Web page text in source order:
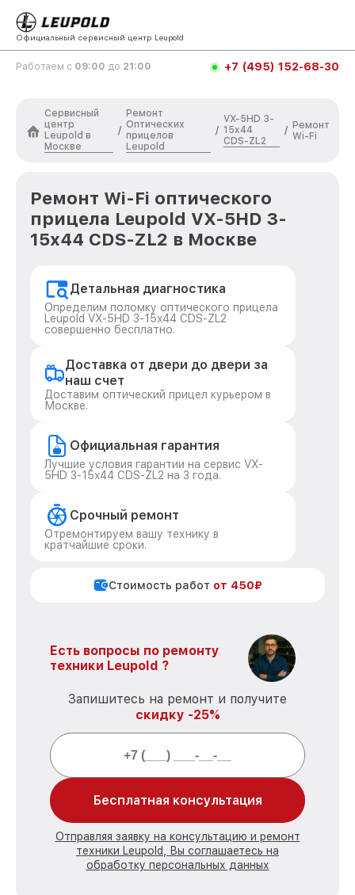
Официальный сервисный центр Leupold
Работаем с 09:00 до 21:00 +7 (495) 152-68-30
Сервисный
центр
Leupold в
Москве
/
Ремонт
Оптических
прицелов
Leupold
/
VX-5HD 3-
15x44
CDS-ZL2
/ Ремонт
Wi-Fi
Ремонт Wi-Fi оптического
прицела Leupold VX-5HD 3-
15x44 CDS-ZL2 в Москве
Детальная диагностика
Определим поломку оптического прицела
Leupold VX-5HD 3-15x44 CDS-ZL2
совершенно бесплатно.
Доставка от двери до двери за
наш счет
Доставим оптический прицел курьером в
Москве.
Официальная гарантия
Лучшие условия гарантии на сервис VX-
5HD 3-15x44 CDS-ZL2 на 3 года.
Срочный ремонт
Отремонтируем вашу технику в
кратчайшие сроки.
Стоимость работ от 450₽
Есть вопросы по ремонту
техники Leupold ?
Запишитесь на ремонт и получите
скидку -25%
Бесплатная консультация
Отправляя заявку на консультацию и ремонт
техники Leupold, Вы соглашаетесь на
обработку персональных данных